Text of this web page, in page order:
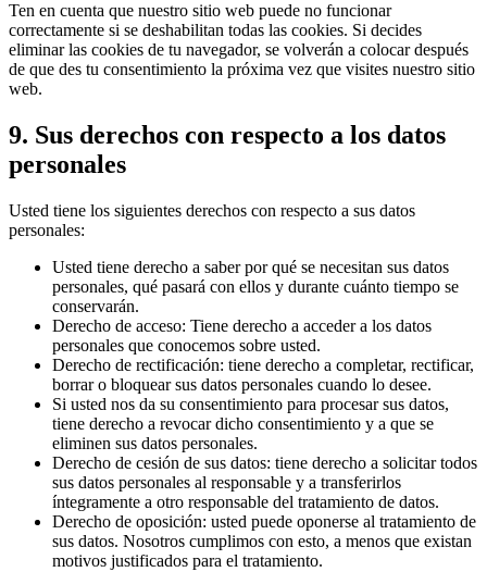
Ten en cuenta que nuestro sitio web puede no funcionar
correctamente si se deshabilitan todas las cookies. Si decides
eliminar las cookies de tu navegador, se volverán a colocar después
de que des tu consentimiento la próxima vez que visites nuestro sitio
web.
9. Sus derechos con respecto a los datos
personales
Usted tiene los siguientes derechos con respecto a sus datos
personales:
Usted tiene derecho a saber por qué se necesitan sus datos
personales, qué pasará con ellos y durante cuánto tiempo se
conservarán.
Derecho de acceso: Tiene derecho a acceder a los datos
personales que conocemos sobre usted.
Derecho de rectificación: tiene derecho a completar, rectificar,
borrar o bloquear sus datos personales cuando lo desee.
Si usted nos da su consentimiento para procesar sus datos,
tiene derecho a revocar dicho consentimiento y a que se
eliminen sus datos personales.
Derecho de cesión de sus datos: tiene derecho a solicitar todos
sus datos personales al responsable y a transferirlos
íntegramente a otro responsable del tratamiento de datos.
Derecho de oposición: usted puede oponerse al tratamiento de
sus datos. Nosotros cumplimos con esto, a menos que existan
motivos justificados para el tratamiento.